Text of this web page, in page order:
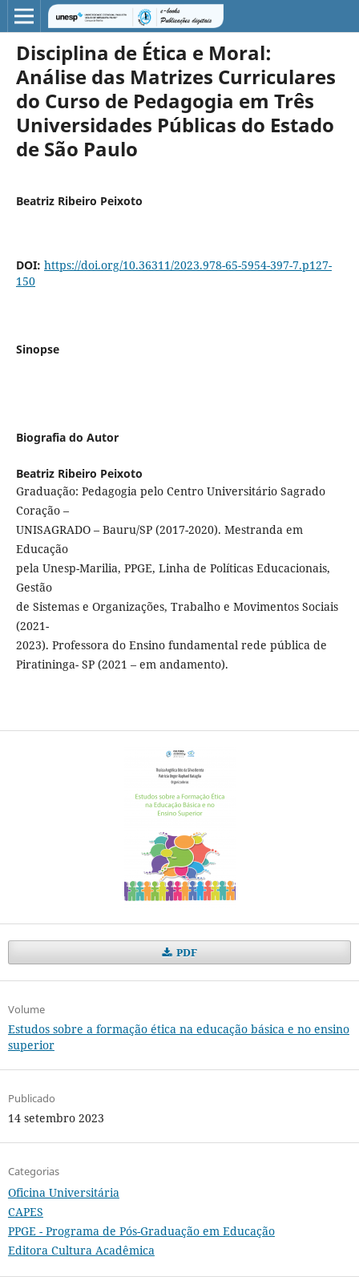
Disciplina de Ética e Moral:
Análise das Matrizes Curriculares
do Curso de Pedagogia em Três
Universidades Públicas do Estado
de São Paulo
Beatriz Ribeiro Peixoto
DOI: https://doi.org/10.36311/2023.978-65-5954-397-7.p127-
150
Sinopse
Biografia do Autor
Beatriz Ribeiro Peixoto
Graduação: Pedagogia pelo Centro Universitário Sagrado
Coração –
UNISAGRADO – Bauru/SP (2017-2020). Mestranda em
Educação
pela Unesp-Marilia, PPGE, Linha de Políticas Educacionais,
Gestão
de Sistemas e Organizações, Trabalho e Movimentos Sociais
(2021-
2023). Professora do Ensino fundamental rede pública de
Piratininga- SP (2021 – em andamento).
PDF
Volume
Estudos sobre a formação ética na educação básica e no ensino
superior
Publicado
14 setembro 2023
Categorias
Oficina Universitária
CAPES
PPGE - Programa de Pós-Graduação em Educação
Editora Cultura Acadêmica